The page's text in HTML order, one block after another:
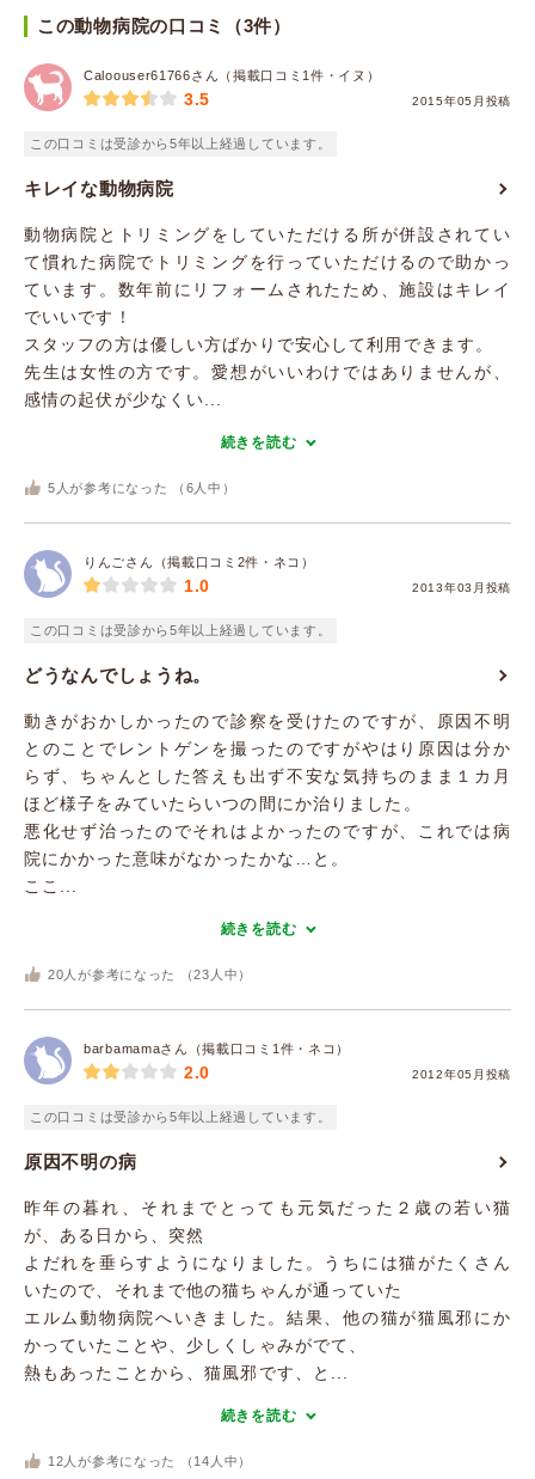
この動物病院の口コミ（3件）
Caloouser61766さん（掲載口コミ1件・イヌ）
2015年05月投稿
3.5
この口コミは受診から5年以上経過しています。
キレイな動物病院
動物病院とトリミングをしていただける所が併設されてい
て慣れた病院でトリミングを行っていただけるので助かっ
ています。数年前にリフォームされたため、施設はキレイ
でいいです！
スタッフの方は優しい方ばかりで安心して利用できます。
先生は女性の方です。愛想がいいわけではありませんが、
感情の起伏が少なくい...
続きを読む
5 人が参考になった （ 6 人中）
りんごさん（掲載口コミ2件・ネコ）
2013年03月投稿
1.0
この口コミは受診から5年以上経過しています。
どうなんでしょうね。
動きがおかしかったので診察を受けたのですが、原因不明
とのことでレントゲンを撮ったのですがやはり原因は分か
らず、ちゃんとした答えも出ず不安な気持ちのまま１カ月
ほど様子をみていたらいつの間にか治りました。
悪化せず治ったのでそれはよかったのですが、これでは病
院にかかった意味がなかったかな…と。
ここ...
続きを読む
20 人が参考になった （23 人中）
barbamamaさん（掲載口コミ1件・ネコ）
2012年05月投稿
2.0
この口コミは受診から5年以上経過しています。
原因不明の病
昨年の暮れ、それまでとっても元気だった２歳の若い猫
が、ある日から、突然
よだれを垂らすようになりました。うちには猫がたくさん
いたので、それまで他の猫ちゃんが通っていた
エルム動物病院へいきました。結果、他の猫が猫風邪にか
かっていたことや、少しくしゃみがでて、
熱もあったことから、猫風邪です、と...
続きを読む
12 人が参考になった （ 14 人中）